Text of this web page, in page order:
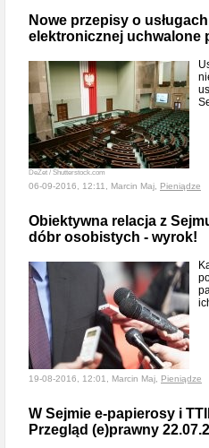
Nowe przepisy o
elektronicznej uchwalone
DeZet / Shutterstock.com
06-09-2016, 12:11, Marcin Maj, Pieniądze
Obiektywna relacja z
dóbr osobistych - wyrok!
19-08-2016, 12:01, Marcin Maj, Pieniądze
W Sejmie e-papierosy i
Przegląd (e)prawny